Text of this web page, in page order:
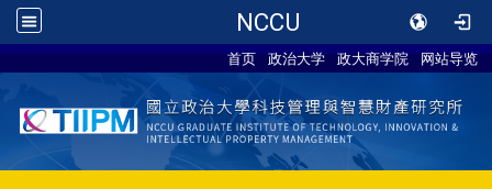
NCCU
首页 政治大学 政大商学院 网站导览